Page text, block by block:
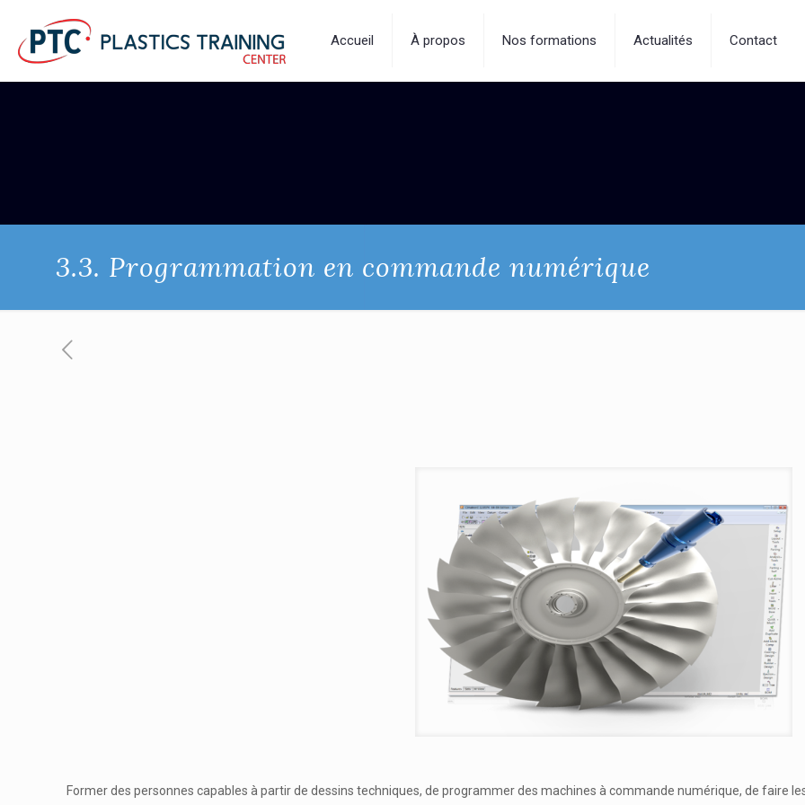
Accueil À propos Nos formations Actualités Contact
3.3. Programmation en commande numérique
Former des personnes capables à partir de dessins techniques, de programmer des machines à commande numérique, de faire